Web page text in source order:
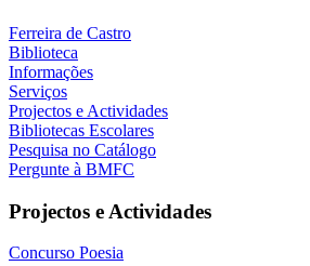
Ferreira de Castro
Biblioteca
Informações
Serviços
Projectos e Actividades
Bibliotecas Escolares
Pesquisa no Catálogo
Pergunte à BMFC
Projectos e Actividades
Concurso Poesia